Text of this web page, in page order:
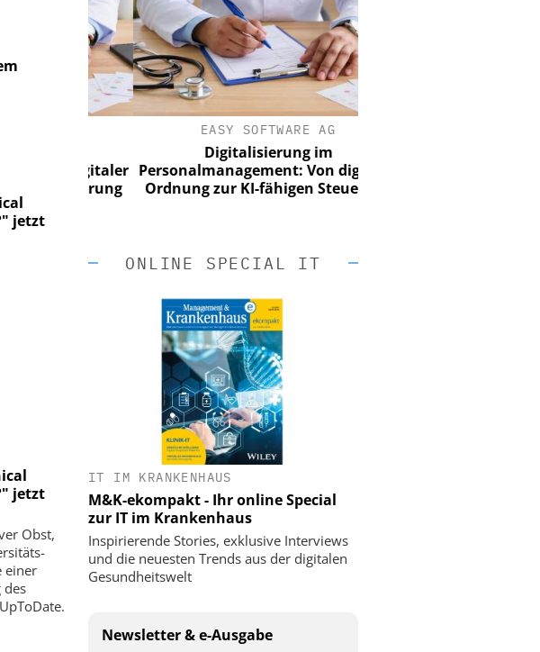
jetzt
jetzt
Obst,
einer
des
digitaler
EASY SOFTWARE AG
Digitalisierung im
Personalmanagement: Von digitaler
Ordnung zur KI-fähigen Steuerung
ONLINE SPECIAL IT
IT IM KRANKENHAUS
M&K-ekompakt - Ihr online Special
zur IT im Krankenhaus
Inspirierende Stories, exklusive Interviews
und die neuesten Trends aus der digitalen
Gesundheitswelt
Newsletter & e-Ausgabe